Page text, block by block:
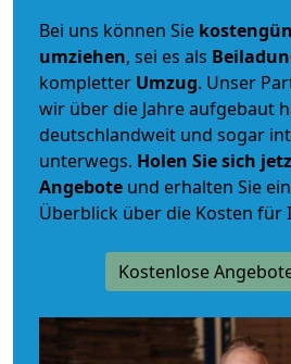
Bei uns können Sie
umziehen, sei es als
kompletter Umzug. Unser
wir über die Jahre aufgebaut
deutschlandweit und sogar
unterwegs. Holen Sie sich
Angebote und erhalten Sie
Überblick über die Kosten für
Kostenlose